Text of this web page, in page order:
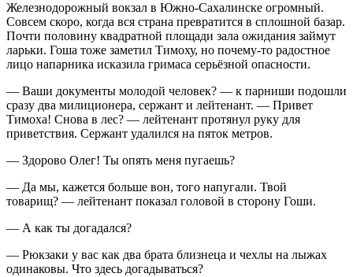
Железнодорожный вокзал в Южно-Сахалинске огромный.
Совсем скоро, когда вся страна превратится в сплошной базар.
Почти половину квадратной площади зала ожидания займут
ларьки. Гоша тоже заметил Тимоху, но почему-то радостное
лицо напарника исказила гримаса серьёзной опасности.
— Ваши документы молодой человек? — к парниши подошли
сразу два милиционера, сержант и лейтенант. — Привет
Тимоха! Снова в лес? — лейтенант протянул руку для
приветствия. Сержант удалился на пяток метров.
— Здорово Олег! Ты опять меня пугаешь?
— Да мы, кажется больше вон, того напугали. Твой
товарищ? — лейтенант показал головой в сторону Гоши.
— А как ты догадался?
— Рюкзаки у вас как два брата близнеца и чехлы на лыжах
одинаковы. Что здесь догадываться?